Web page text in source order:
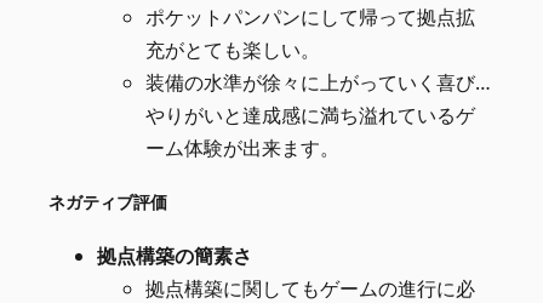
ポケットパンパンにして帰って拠点拡
充がとても楽しい。
装備の水準が徐々に上がっていく喜び…
やりがいと達成感に満ち溢れているゲ
ーム体験が出来ます。
ネガティブ評価
拠点構築の簡素さ
拠点構築に関してもゲームの進行に必